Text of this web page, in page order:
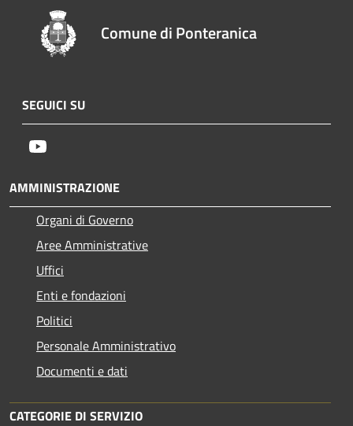
Comune di Ponteranica
SEGUICI SU
AMMINISTRAZIONE
Organi di Governo
Aree Amministrative
Uffici
Enti e fondazioni
Politici
Personale Amministrativo
Documenti e dati
CATEGORIE DI SERVIZIO